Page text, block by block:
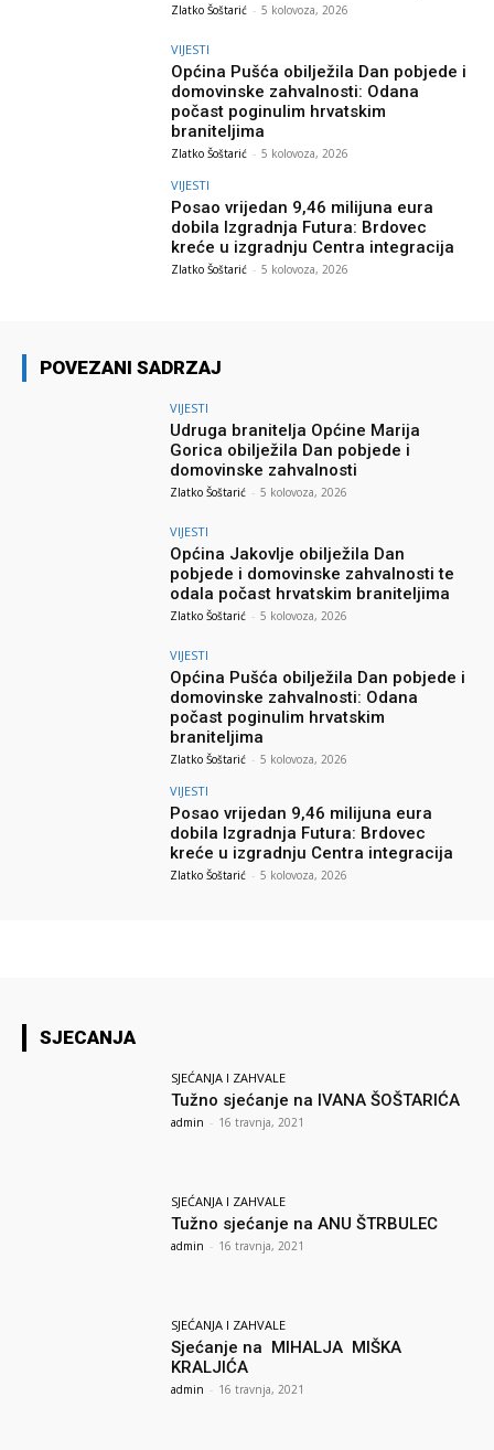
Zlatko Šoštarić - 5 kolovoza, 2026
VIJESTI
Općina Pušća obilježila Dan pobjede i
domovinske zahvalnosti: Odana
počast poginulim hrvatskim
braniteljima
Zlatko Šoštarić - 5 kolovoza, 2026
VIJESTI
Posao vrijedan 9,46 milijuna eura
dobila Izgradnja Futura: Brdovec
kreće u izgradnju Centra integracija
Zlatko Šoštarić - 5 kolovoza, 2026
POVEZANI SADRZAJ
VIJESTI
Udruga branitelja Općine Marija
Gorica obilježila Dan pobjede i
domovinske zahvalnosti
Zlatko Šoštarić - 5 kolovoza, 2026
VIJESTI
Općina Jakovlje obilježila Dan
pobjede i domovinske zahvalnosti te
odala počast hrvatskim braniteljima
Zlatko Šoštarić - 5 kolovoza, 2026
VIJESTI
Općina Pušća obilježila Dan pobjede i
domovinske zahvalnosti: Odana
počast poginulim hrvatskim
braniteljima
Zlatko Šoštarić - 5 kolovoza, 2026
VIJESTI
Posao vrijedan 9,46 milijuna eura
dobila Izgradnja Futura: Brdovec
kreće u izgradnju Centra integracija
Zlatko Šoštarić - 5 kolovoza, 2026
SJECANJA
SJEĆANJA I ZAHVALE
Tužno sjećanje na IVANA ŠOŠTARIĆA
admin - 16 travnja, 2021
SJEĆANJA I ZAHVALE
Tužno sjećanje na ANU ŠTRBULEC
admin - 16 travnja, 2021
SJEĆANJA I ZAHVALE
Sjećanje na MIHALJA MIŠKA
KRALJIĆA
admin - 16 travnja, 2021